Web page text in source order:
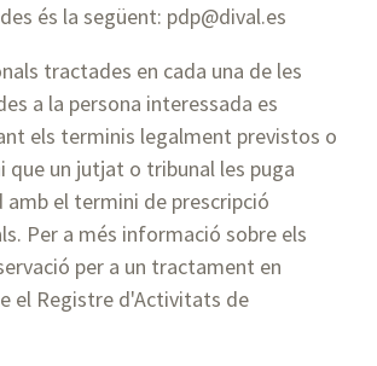
és la següent: pdp@dival.es
tractades en cada una de les
a la persona interessada es
els terminis legalment previstos o
que un jutjat o tribunal les puga
amb el termini de prescripció
Per a més informació sobre els
per a un tractament en
el Registre d'Activitats de